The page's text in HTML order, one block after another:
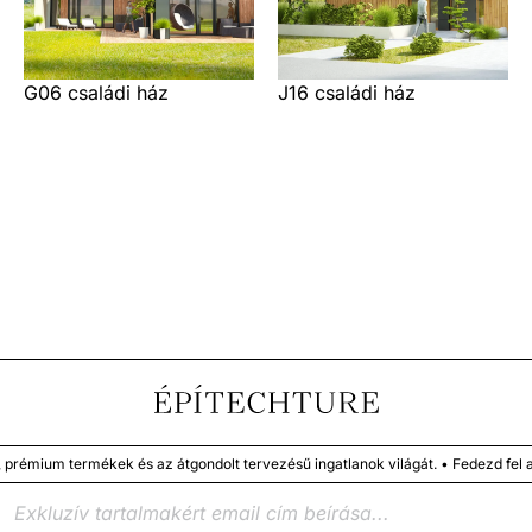
G06 családi ház J16 családi ház
termékek és az átgondolt tervezésű ingatlanok világát. • Fedezd